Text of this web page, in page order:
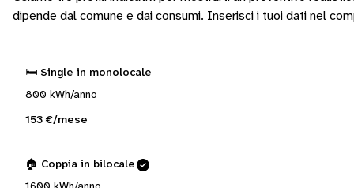
dipende dal comune e dai consumi. Inserisci i tuoi dati nel
🛏️ Single in monolocale
800 kWh/anno
153 €/mese
🏠 Coppia in bilocale